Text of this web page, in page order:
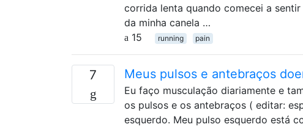
corrida lenta quando comecei a
da minha canela …
15
running pain
7 Meus pulsos e antebraços
Eu faço musculação diariamente e
os pulsos e os antebraços ( editar:
esquerdo. Meu pulso esquerdo está